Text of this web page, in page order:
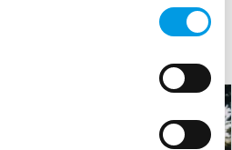
aicina pieteikties līdz 7000
atbalstam un jauniešu